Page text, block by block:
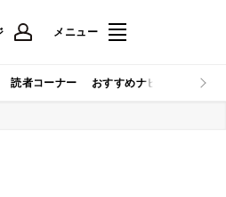
メニュー
読者コーナー おすすめナビ マイナビ